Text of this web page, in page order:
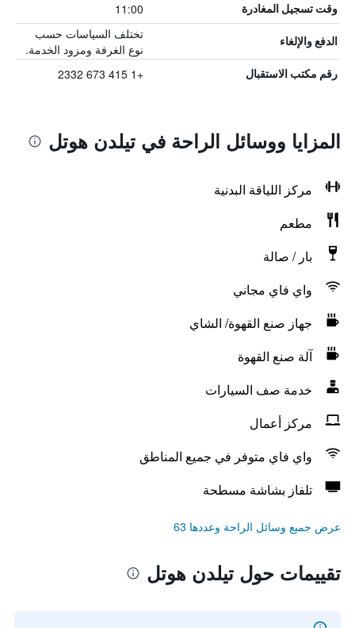
وقت تسجيل المغادرة 11:00
الدفع والإلغاء
تختلف السياسات حسب
نوع الغرفة ومزود الخدمة.
رقم مكتب الاستقبال +1 415 673 2332
المزايا ووسائل الراحة في تيلدن هوتل
مركز اللياقة البدنية
مطعم
بار / صالة
واي فاي مجاني
جهاز صنع القهوة/ الشاي
آلة صنع القهوة
خدمة صف السيارات
مركز أعمال
واي فاي متوفر في جميع المناطق
تلفاز بشاشة مسطحة
عرض جميع وسائل الراحة وعددها 63
تقييمات حول تيلدن هوتل